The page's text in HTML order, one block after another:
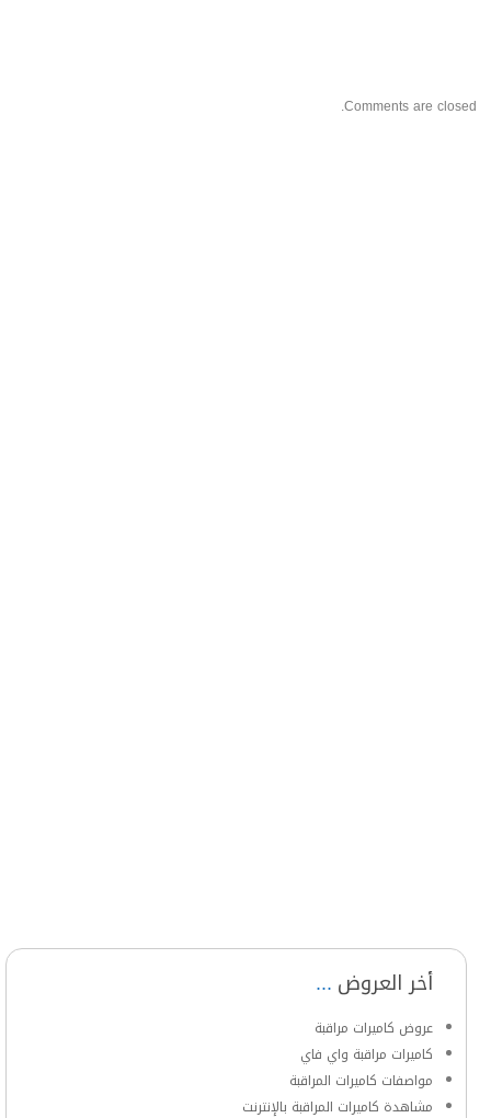
Comments are closed.
أخر العروض
عروض كاميرات مراقبة
كاميرات مراقبة واي فاي
مواصفات كاميرات المراقبة
مشاهدة كاميرات المراقبة بالإنترنت